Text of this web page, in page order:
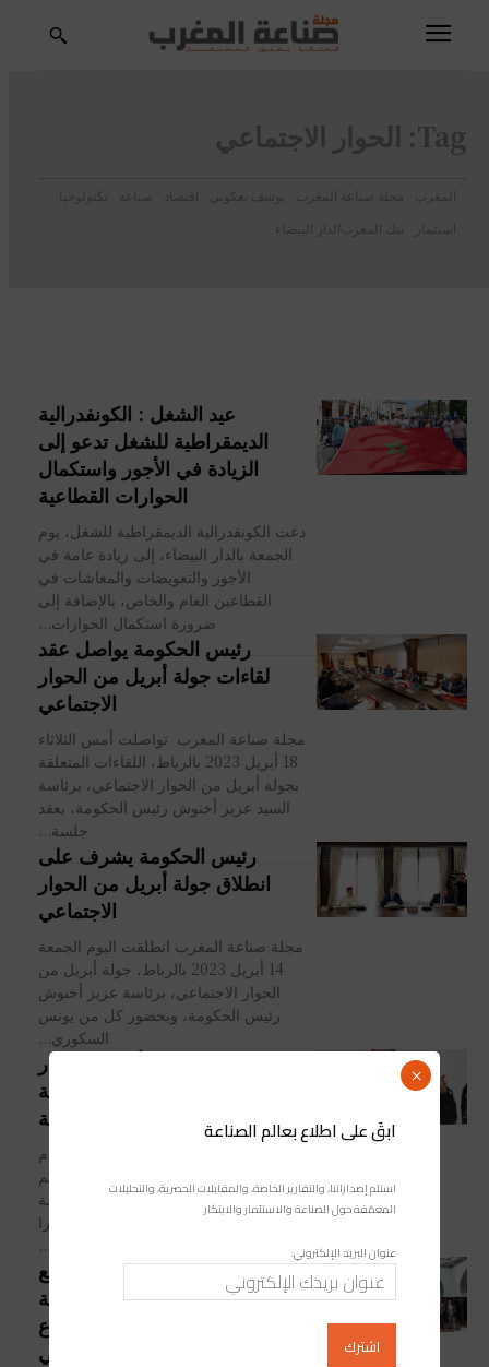
Tag: الحوار الاجتماعي
المغرب مجلة صناعة المغرب يوسف يعكوبي اقتصاد صناعة
تكنولوجيا
استثمار
بنك المغرب الدار البيضاء
عيد الشغل : الكونفدرالية
الديمقراطية للشغل تدعو إلى
الزيادة في الأجور واستكمال
الحوارات القطاعية
دعت الكونفدرالية الديمقراطية للشغل، يوم
الجمعة بالدار البيضاء، إلى زيادة عامة في
الأجور والتعويضات والمعاشات في
القطاعين العام والخاص، بالإضافة إلى
ضرورة استكمال الحوارات...
رئيس الحكومة يواصل عقد
لقاءات جولة أبريل من الحوار
الاجتماعي
مجلة صناعة المغرب تواصلت أمس الثلاثاء
18 أبريل 2023 بالرباط، اللقاءات المتعلقة
بجولة أبريل من الحوار الاجتماعي، برئاسة
السيد عزيز أخنوش رئيس الحكومة، بعقد
جلسة...
رئيس الحكومة يشرف على
انطلاق جولة أبريل من الحوار
الاجتماعي
مجلة صناعة المغرب انطلقت اليوم الجمعة
14 أبريل 2023 بالرباط، جولة أبريل من
الحوار الاجتماعي، برئاسة عزيز أخنوش
رئيس الحكومة، وبحضور كل من يونس
السكوري...
النعم ميارة.. مأسسة الحوار
الاجتماعي مكسب كبير للشغيلة
المغربية
مجلة صناعة المغرب قال الكاتب العام
للاتحاد العام للشغالين بالمغرب، النعم
ميارة، أمس الأحد بوجدة، إن مأسسة
الحوار الاجتماعي يشكل مكسبا كبيرا
رئيس الحكومة يشرف على توقيع
اتفاق يتوج المخرجات الإيجابية
للحوار الاجتماعي في قطاع
التعليم العالي
ابقَ على اطلاع بعالم الصناعة
استلم إصداراتنا، والتقارير الخاصة، والمقابلات الحصرية، والتحليلات
المعمّقة حول الصناعة والاستثمار والابتكار.
عنوان البريد الإلكتروني:
×